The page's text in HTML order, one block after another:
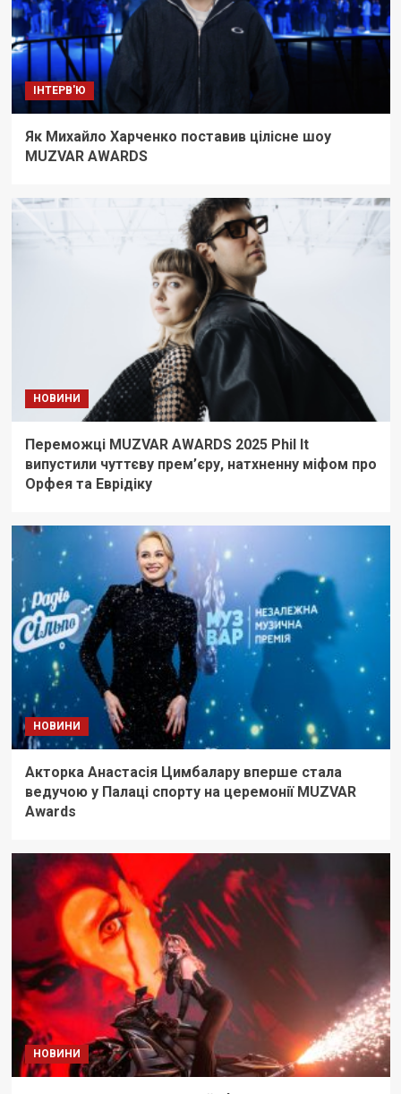
ІНТЕРВ'Ю
Як Михайло Харченко поставив цілісне шоу
MUZVAR AWARDS
НОВИНИ
Переможці MUZVAR AWARDS 2025 Phil It
випустили чуттєву прем’єру, натхненну міфом про
Орфея та Еврідіку
НОВИНИ
Акторка Анастасія Цимбалару вперше стала
ведучою у Палаці спорту на церемонії MUZVAR
Awards
НОВИНИ